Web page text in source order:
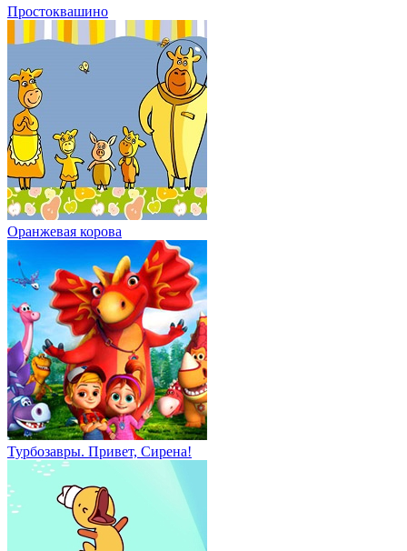
Простоквашино
Оранжевая корова
Турбозавры. Привет, Сирена!